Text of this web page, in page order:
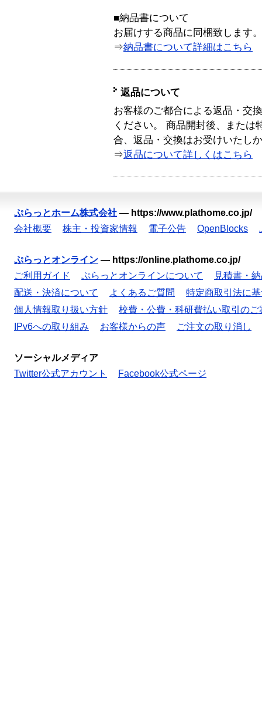
■納品書について
お届けする商品に同梱致します。
⇒納品書について詳細はこちら
返品について
お客様のご都合による返品・交
ください。 商品開封後、または
合、返品・交換はお受けいたし
⇒返品について詳しくはこちら
ぷらっとホーム株式会社 — https://www.plathome.co.jp/
会社概要
株主・投資家情報 電子公告 OpenBlocks
ぷらっとオンライン — https://online.plathome.co.jp/
ご利用ガイド
ぷらっとオンラインについて
見積書・
配送・決済について
よくあるご質問
特定商取引法に
個人情報取り扱い方針
校費・公費・科研費払い取引のご
IPv6への取り組み
お客様からの声 ご注文の取り消し
ソーシャルメディア
Twitter公式アカウント
Facebook公式ページ